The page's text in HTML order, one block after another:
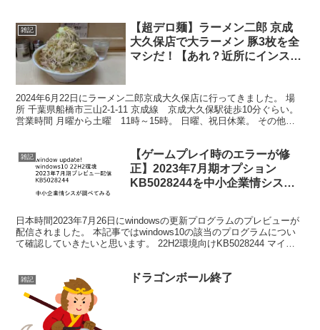
雑記
【超デロ麺】ラーメン二郎 京成
大久保店で大ラーメン 豚3枚を全
マシだ！【あれ？近所にインスパ
2024年6月22日にラーメン二郎京成大久保店に行ってきました。 場
所 千葉県船橋市三山2-1-11 京成線 京成大久保駅徒歩10分ぐらい。
営業時間 月曜から土曜 11時～15時。 日曜、祝日休業。 その他、
雑記
【ゲームプレイ時のエラーが修
正】2023年7月期オプション
KB5028244を中小企業情シスが
日本時間2023年7月26日にwindowsの更新プログラムのプレビューが
配信されました。 本記事ではwindows10の該当のプログラムについ
て確認していきたいと思います。 22H2環境向けKB5028244 マイク
雑記 ドラゴンボール終了